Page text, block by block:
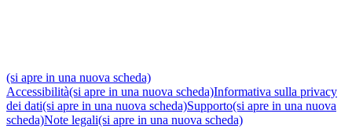
(si apre in una nuova scheda)
Accessibilità(si apre in una nuova scheda)Informativa sulla privacy
dei dati(si apre in una nuova scheda)Supporto(si apre in una nuova
scheda)Note legali(si apre in una nuova scheda)